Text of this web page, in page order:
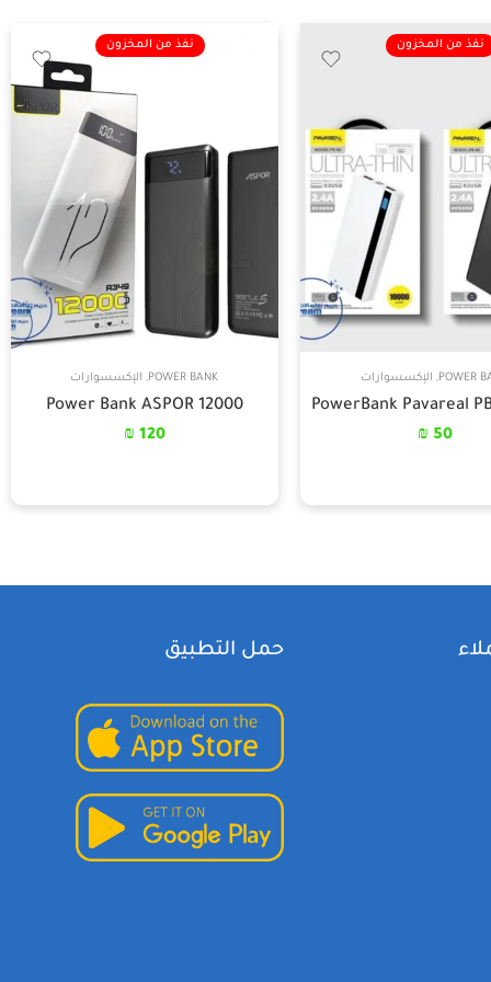
نفذ من المخزون
POWER
, الإكسسوارات
PowerBank Pavareal
50
₪
نفذ من المخزون
POWER BANK
, الإكسسوارات
Power Bank ASPOR 12000
120
₪
حمل التطبيق